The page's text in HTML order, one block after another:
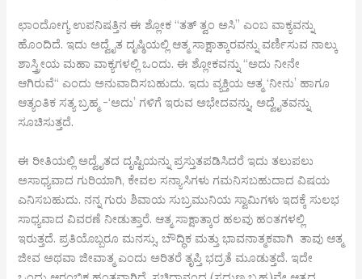
ಛಾಂದೋಗ್ಯ ಉಪನಿಷತ್ತಿನ ಈ ಶ್ಲೋಕ “ತತ್ ತ್ವಂ ಅಸಿ” ಎಂಬ ವಾಕ್ಯವನ್ನು
ಹೊಂದಿದೆ. ಇದು ಅದ್ವೈತ ದೃಷ್ಠಿಯಲ್ಲಿ ಆತ್ಮ ಸಾಕ್ಷಾತ್ಕಾರವನ್ನು ವರ್ಣಿಸುವ ನಾಲ್ಕು
ಶಾಸ್ತ್ರೀಯ ಮಹಾ ವಾಕ್ಯಗಳಲ್ಲಿ ಒಂದು. ಈ ಶ್ಲೋಕವನ್ನು “ಅದು ನೀನೇ
ಆಗಿರುವೆ“ ಎಂದು ಅನುವಾದಿಸಬಹುದು. ಇದು ವ್ಯಕ್ತಿಯ ಆತ್ಮ ‘ನೀನು’ ಹಾಗೂ
ಆತ್ಯಂತಿಕ ಸತ್ಯ ಬ್ರಹ್ಮ -‘ಅದು’ ಗಳಿಗೆ ಇರುವ ಅಭೇದವನ್ನು, ಅದ್ವೈತವನ್ನು
ಸೂಚಿಸುತ್ತದೆ.
ಈ ರೀತಿಯಲ್ಲಿ ಅದ್ವೈತದ ದೃಷ್ಟಿಯನ್ನು ಪ್ರಸ್ತುತಪಡಿಸಿದರೆ ಇದು ತಲುಪಲು
ಅಸಾಧ್ಯವಾದ ಗುರಿಯಾಗಿ, ಕೇವಲ ಸನ್ಯಾಸಿಗಳು ಗಮನಿಸಬಹುದಾದ ವಿಷಯ
ಎನಿಸಬಹುದು. ನನ್ನ ಗುರು ಶಿವಾಯ ಸುಬ್ರಮುನಿಯ ಸ್ವಾಮಿಗಳು ಇದಕ್ಕೆ ಸುಲಭ
ಸಾಧ್ಯವಾದ ವಿವರಣೆ ನೀಡುತ್ತಾರೆ. ಆತ್ಮ ಸಾಕ್ಷಾತ್ಕಾರ ಹಲವು ಹಂತಗಳಲ್ಲಿ
ಇರುತ್ತದೆ. ಪ್ರತಿಯೊಬ್ಬರೂ ಮನಸ್ಸು, ಬೌದ್ಧಿಕ ಮತ್ತು ಭಾವನಾತ್ಮಕವಾಗಿ ತಾವು ಆತ್ಮ
ಜೀವ ಅಥವಾ ಜೀವಾತ್ಮ ಎಂದು ಅರಿತರೆ ತೃಪ್ತಿ ಭದ್ರತೆ ಮೂಡುತ್ತದೆ. ಇದೇ